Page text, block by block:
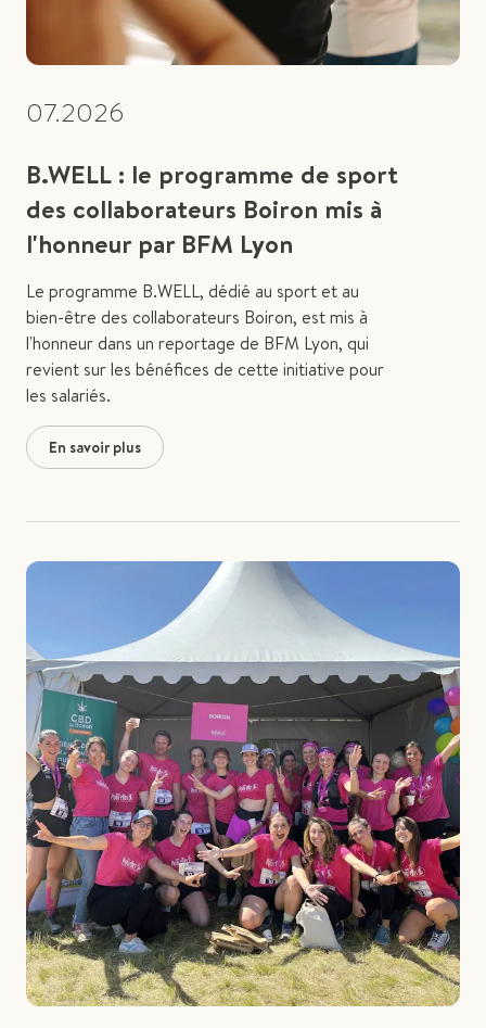
07.2026
B.WELL : le programme de sport
des collaborateurs Boiron mis à
l'honneur par BFM Lyon
Le programme B.WELL, dédié au sport et au
bien-être des collaborateurs Boiron, est mis à
l'honneur dans un reportage de BFM Lyon, qui
revient sur les bénéfices de cette initiative pour
les salariés.
En savoir plus